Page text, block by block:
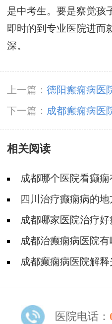
是中考生。要是察觉孩
即时的到专业医院进而
深。
上一篇： 德阳癫痫病医
见效快一些
下一篇： 成都癫痫病医
治疗吗
相关阅读
成都哪个医院看癫
因是啥?
四川治疗癫痫病的
痫病反复发作的原因!
成都哪家医院治疗好
能导致癫痫吗?
成都治癫痫病医院
的危害是什么
成都癫痫病医院解
医院电话：